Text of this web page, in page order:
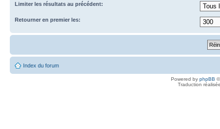
Limiter les résultats au précédent:
Retourner en premier les:
Index du forum
Powered by phpBB
Traduction